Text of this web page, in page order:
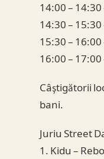
14:00 –
14:30 – 15:30
15:30 – 16:00
16:00 – 17:00
Câştigătorii
bani.
Juriu Street
1. Kidu –